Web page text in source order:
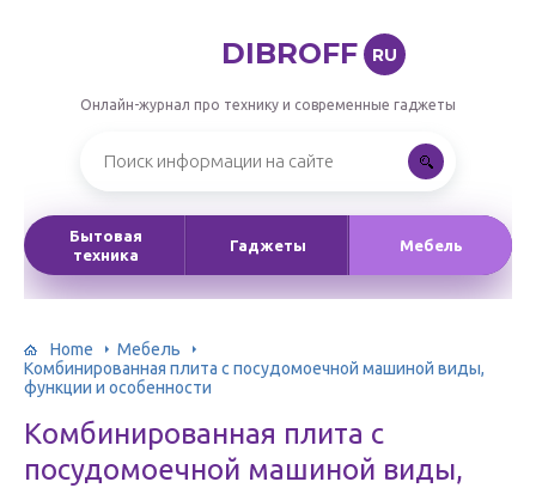
DIBROFF RU
Онлайн-журнал про технику и современные гаджеты
Бытовая
техника
Гаджеты Мебель
Home
Мебель
Комбинированная плита с посудомоечной машиной виды,
функции и особенности
Комбинированная плита с
посудомоечной машиной виды,